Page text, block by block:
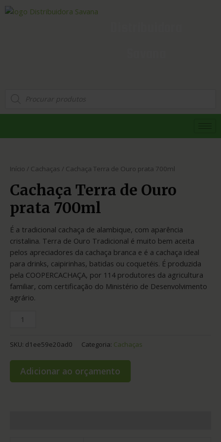
Início / Cachaças / Cachaça Terra de Ouro prata 700ml
Cachaça Terra de Ouro
prata 700ml
É a tradicional cachaça de alambique, com aparência
cristalina. Terra de Ouro Tradicional é muito bem aceita
pelos apreciadores da cachaça branca e é a cachaça ideal
para drinks, caipirinhas, batidas ou coquetéis. É produzida
pela COOPERCACHAÇA, por 114 produtores da agricultura
familiar, com certificação do Ministério de Desenvolvimento
agrário.
SKU: d1ee59e20ad0 Categoria: Cachaças
Adicionar ao orçamento